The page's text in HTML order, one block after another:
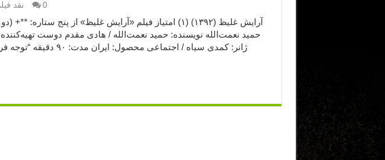
نقد 0
آرایش غلیظ (۱۳۹۲) (۱) امتیاز فیلم «آرایش غلیظ» از پنج ستاره:
حمید نعمت‌الله نویسنده: حمید نعمت‌الله / هادی مقدم دوست
ژانر: کمدی سیاه / اجتماعی